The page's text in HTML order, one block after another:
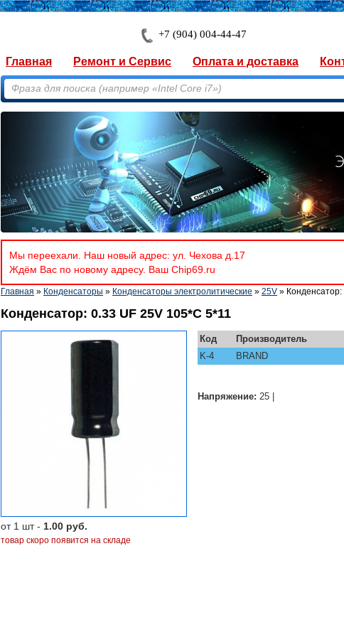
+7 (904) 004-44-47
Главная Ремонт и Сервис Оплата и доставка
Мы переехали. Наш новый адрес: ул. Чехова д.17
Ждём Вас по новому адресу. Ваш Chip69.ru
Главная » Конденсаторы » Конденсаторы электролитические » 25V »
Конденсатор: 0.33 UF 25V 105*C 5*11
от 1 шт - 1.00 руб.
товар скоро появится на складе
Код Производитель
K-4
BRAND
Напряжение: 25 |